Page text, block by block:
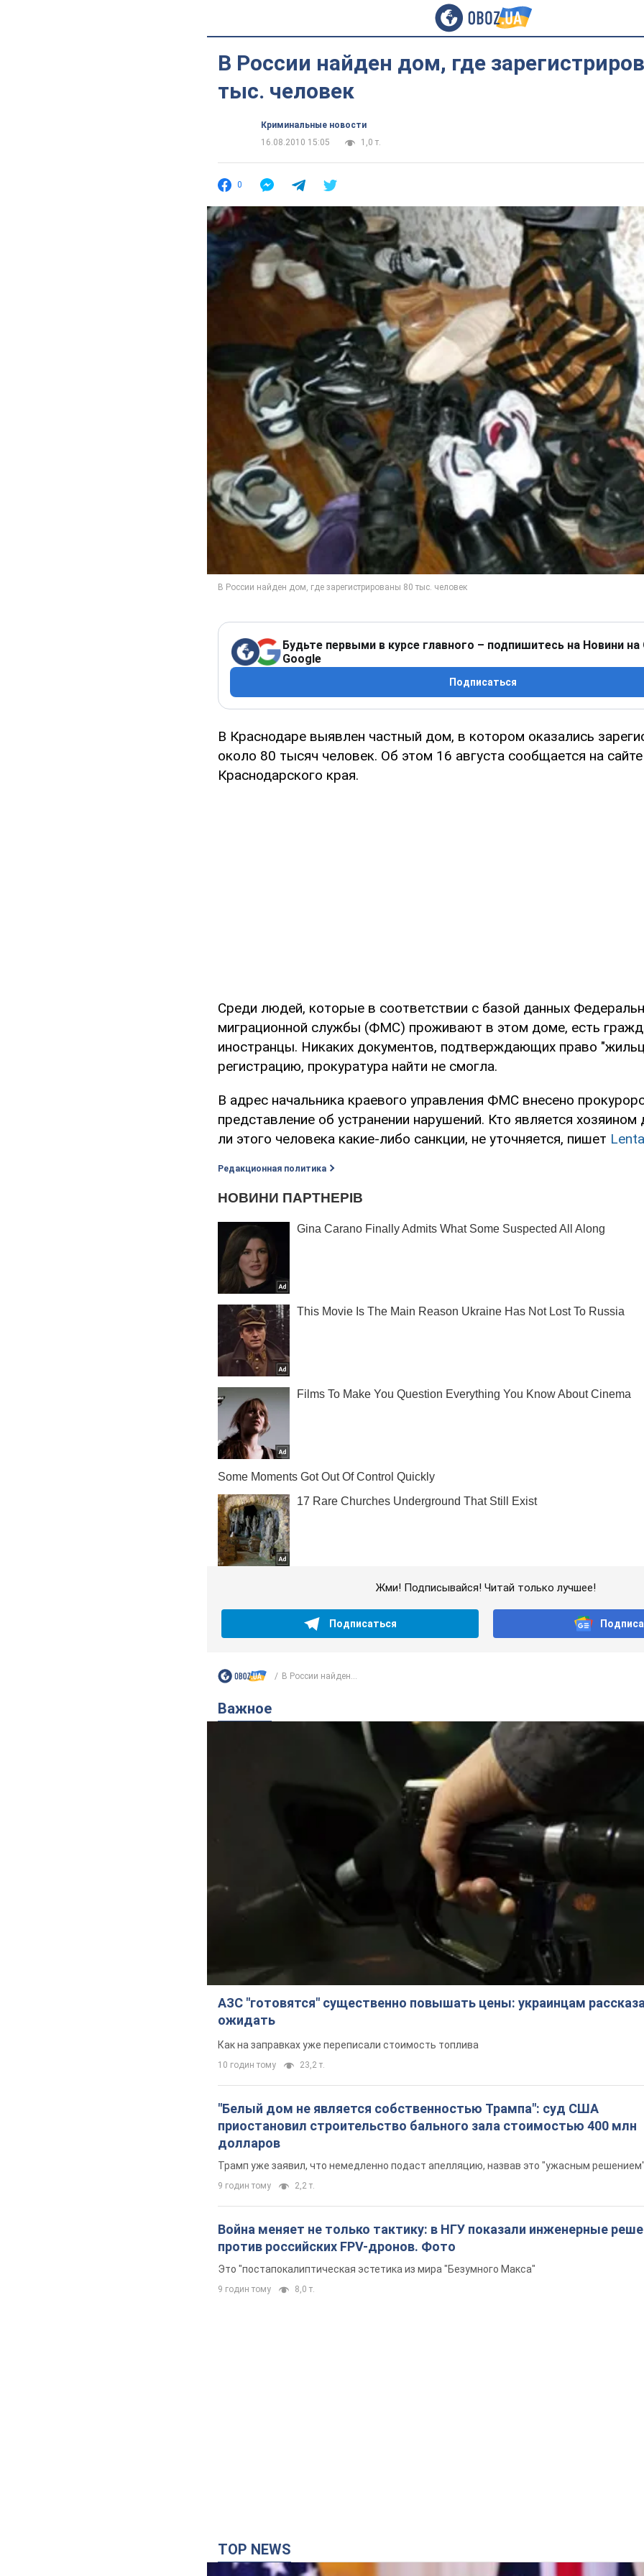
В России найден дом, где
тыс. человек
Криминальные новости
16.08.2010 15:05
1,0 т.
0
Будьте первыми в курсе главного – подпишитесь на Новини на
Google
Подписаться
В Краснодаре выявлен частный дом, в котором оказались
около 80 тысяч человек. Об этом 16 августа сообщается на
Краснодарского края.
Среди людей, которые в соответствии с базой данных
миграционной службы (ФМС) проживают в этом доме, есть
иностранцы. Никаких документов, подтверждающих право
регистрацию, прокуратура найти не смогла.
В адрес начальника краевого управления ФМС внесено
представление об устранении нарушений. Кто является
ли этого человека какие-либо санкции, не уточняется, пишет Lenta
Редакционная политика
Жми! Подписывайся! Читай только лучшее!
Подписаться
В России найден...
Важное
АЗС "готовятся" существенно повышать цены: украинцам
ожидать
Как на заправках уже переписали стоимость топлива
10 годин тому 23,2 т.
"Белый дом не является собственностью Трампа": суд США
приостановил строительство бального зала стоимостью 400 млн
долларов
Трамп уже заявил, что немедленно подаст апелляцию, назвав это "ужасным
9 годин тому 2,2 т.
Война меняет не только тактику: в НГУ показали инженерные
против российских FPV-дронов. Фото
Это "постапокалиптическая эстетика из мира "Безумного Макса"
9 годин тому 8,0 т.
TOP NEWS